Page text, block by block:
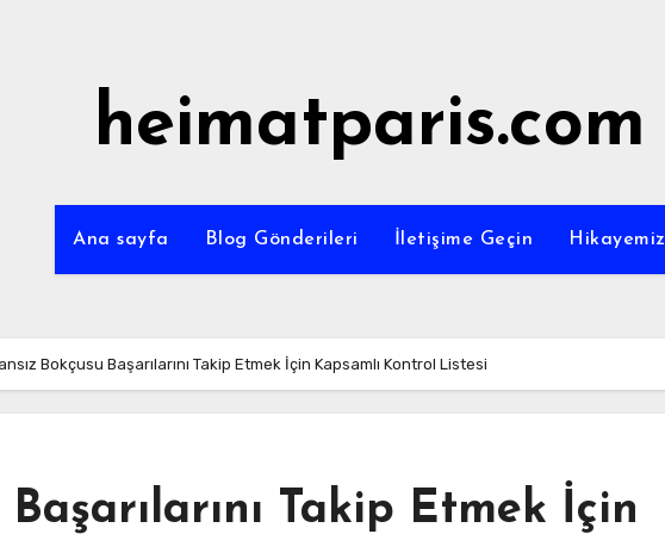
heimatparis.com
Ana sayfa Blog Gönderileri İletişime Geçin Hikayemiz
Bokçusu Başarılarını Takip Etmek İçin Kapsamlı Kontrol Listesi
Başarılarını Takip Etmek İçin